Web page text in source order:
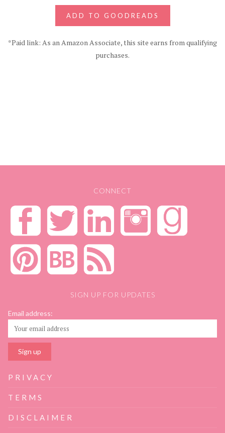
ADD TO GOODREADS
*Paid link: As an Amazon Associate, this site earns from qualifying
purchases.
CONNECT
SIGN UP FOR UPDATES
Email address:
PRIVACY
TERMS
DISCLAIMER